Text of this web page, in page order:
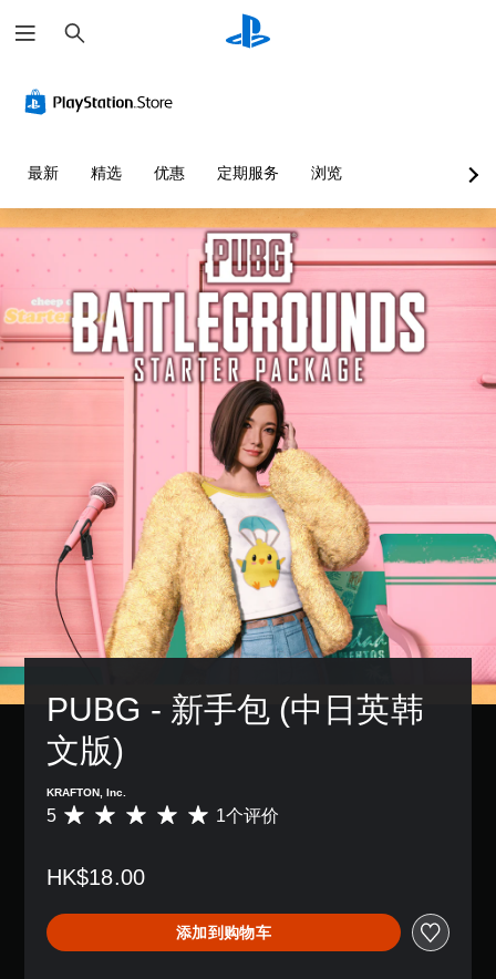
索
最新 精选 优惠 定期服务 浏览
PUBG - 新手包 (中日英韩
文版)
KRAFTON, Inc.
平
价
颗
星
（
5 1个评价
HK$18.00
添加到购物车